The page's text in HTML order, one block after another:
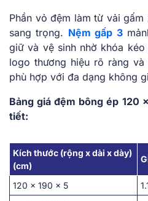
Phần vỏ đệm làm từ vải
sang trọng. Nệm gấp 3
giữ và vệ sinh nhờ khóa
logo thương hiệu rõ ràng
phù hợp với đa dạng không
Bảng giá đệm bông ép 120
tiết:
Kích thước (rộng x dài x dày)
(cm)
120 x 190 x 5